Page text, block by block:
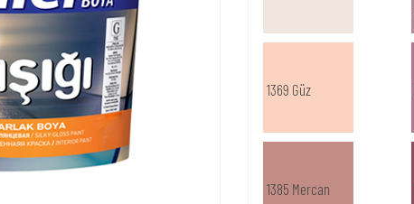
1369 Güz
1385 Mercan